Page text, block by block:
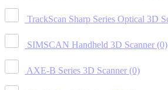
TrackScan Sharp Series Optical 3D
SIMSCAN Handheld 3D Scanner (0)
AXE-B Series 3D Scanner (0)